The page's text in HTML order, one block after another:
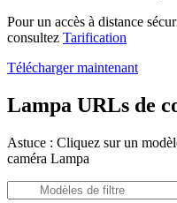
Pour un accès à distance
consultez Tarification
Télécharger maintenant
Lampa URLs de
Astuce : Cliquez sur un
caméra Lampa